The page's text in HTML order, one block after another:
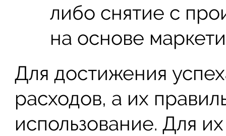
либо снятие с
на основе
Для достижения
расходов, а их
использование. Для